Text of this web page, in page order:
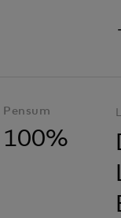
Pensum
100%